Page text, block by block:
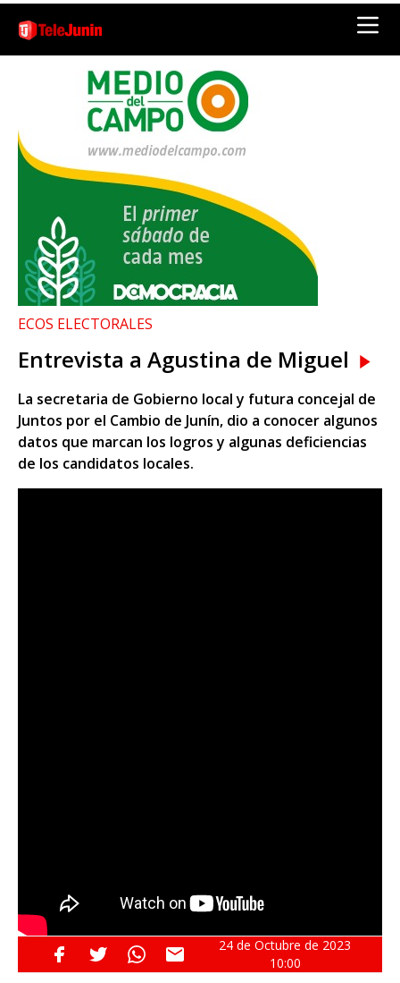
ECOS ELECTORALES
Entrevista a Agustina de Miguel
La secretaria de Gobierno local y futura concejal de
Juntos por el Cambio de Junín, dio a conocer algunos
datos que marcan los logros y algunas deficiencias
de los candidatos locales.
24 deOctubre de 2023
10:00